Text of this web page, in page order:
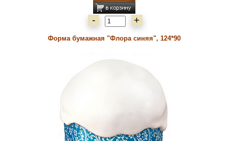
- +
Форма бумажная "Флора синяя", 124*90